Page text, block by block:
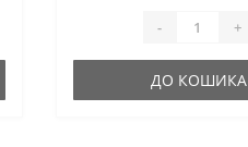
- +
ДО КОШИКА